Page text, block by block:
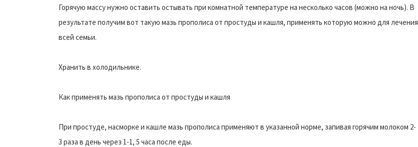
Горячую массу нужно оставить остывать при комнатной температуре на несколько часов (можно на ночь). В
результате получим вот такую мазь прополиса от простуды и кашля, применять которую можно для лечения
всей семьи.
Хранить в холодильнике.
Как применять мазь прополиса от простуды и кашля
При простуде, насморке и кашле мазь прополиса применяют в указанной норме, запивая горячим молоком 2-
3 раза в день через 1-1, 5 часа после еды.